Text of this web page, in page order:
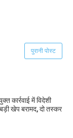
पुरानी पोस्ट
कार्रवाई में विदेशी
खेप बरामद, दो तस्कर